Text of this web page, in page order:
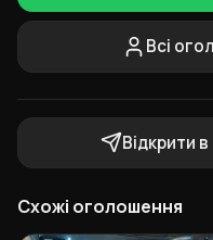
Всі
Відкрити
Схожі оголошення